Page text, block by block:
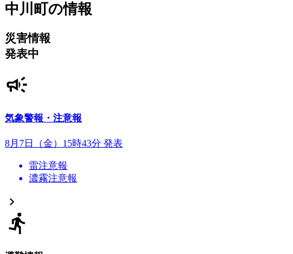
中川町の情報
災害情報
発表中
気象警報・注意報
8月7日（金）15時43分 発表
雷注意報
濃霧注意報